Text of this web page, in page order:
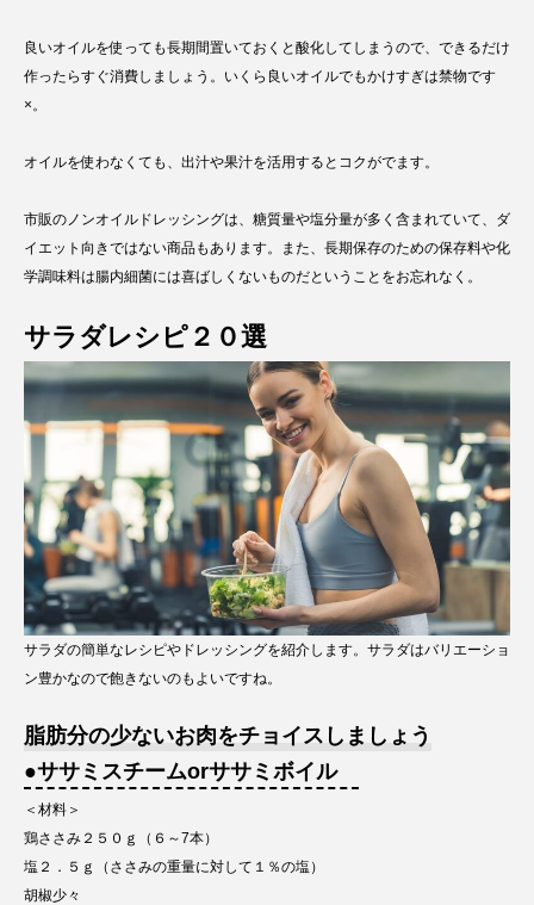
良いオイルを使っても長期間置いておくと酸化してしまうので、できるだけ
作ったらすぐ消費しましょう。いくら良いオイルでもかけすぎは禁物です
×。
オイルを使わなくても、出汁や果汁を活用するとコクがでます。
市販のノンオイルドレッシングは、糖質量や塩分量が多く含まれていて、ダ
イエット向きではない商品もあります。また、長期保存のための保存料や化
学調味料は腸内細菌には喜ばしくないものだということをお忘れなく。
サラダレシピ２０選
サラダの簡単なレシピやドレッシングを紹介します。サラダはバリエーショ
ン豊かなので飽きないのもよいですね。
脂肪分の少ないお肉をチョイスしましょう
●ササミスチームorササミボイル
＜材料＞
鶏ささみ２５０ｇ（６～7本）
塩２．５ｇ（ささみの重量に対して１％の塩）
胡椒少々